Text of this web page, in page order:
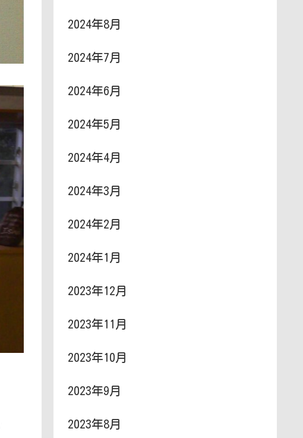
2024年8月
2024年7月
2024年6月
2024年5月
2024年4月
2024年3月
2024年2月
2024年1月
2023年12月
2023年11月
2023年10月
2023年9月
2023年8月